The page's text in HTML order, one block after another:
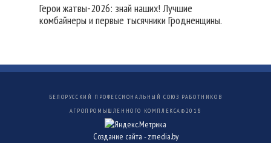
Герои жатвы-2026: знай наших! Лучшие
комбайнеры и первые тысячники Гродненщины.
БЕЛОРУССКИЙ ПРОФЕССИОНАЛЬНЫЙ СОЮЗ РАБОТНИКОВ
АГРОПРОМЫШЛЕННОГО КОМПЛЕКСА© 2018
Создание сайта -zmedia.by